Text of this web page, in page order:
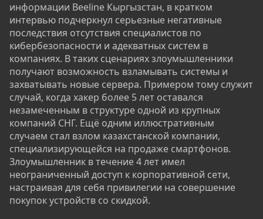
информации Beeline Кыргызстан, в кратком
интервью подчеркнул серьезные негативные
последствия отсутствия специалистов по
кибербезопасности и адекватных систем в
компаниях. В таких сценариях злоумышленники
получают возможность взламывать системы и
захватывать новые сервера. Примером тому служит
случай, когда хакер более 5 лет оставался
незамеченным в структуре одной из крупных
компаний СНГ. Ещё одним иллюстративным
случаем стал взлом казахстанской компании,
специализирующейся на продаже смартфонов.
Злоумышленник в течение 4 лет имел
неограниченный доступ к корпоративной сети,
настраивая для себя привилегии на совершение
покупок устройств со скидкой.